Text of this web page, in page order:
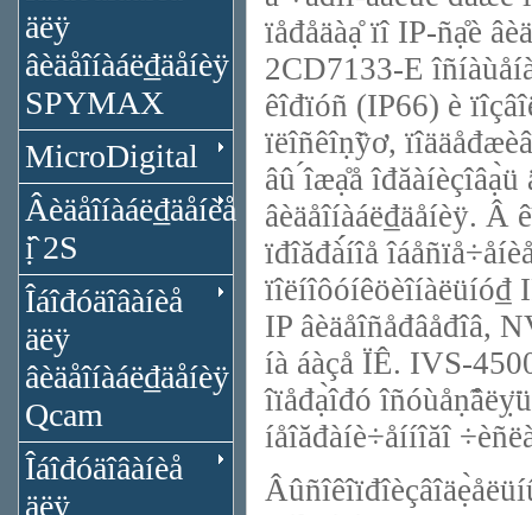
äëÿ
âèäåîíàáë₫äåíèÿ
SPYMAX
MicroDigital
Âèäåîíàáë₫äåíèå
ị̂ 2S
Îáîđóäîâàíèå
äëÿ
âèäåîíàáë₫äåíèÿ
Qcam
Îáîđóäîâàíèå
äëÿ
ïåđåäàạ̊ ïî IP-ñạ̊è
2CD7133-E
êîđïóñ (IP66) è
ïëîñêîṇ̃ÿơ,
âû ́îæạ̊å
âèäåîíàáë₫äåíèÿ. Â
ïđîăđà́́íîå
ïîëíîôóíêöèîíàëüíó₫
IP âèäåîñåđâåđîâ,
íà áàçå ÏÊ. IVS-
îïåđạ̀îđó
íåîăđàíè÷åííîăî